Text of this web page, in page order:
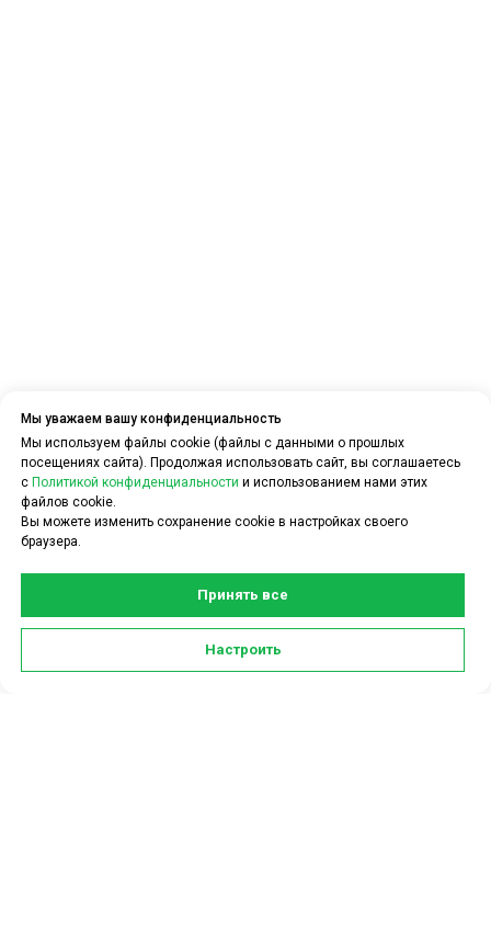
Задать вопрос по услугам
CDEK для Бизнеса можно в чате:
Мы уважаем вашу конфиденциальность
Мы используем файлы cookie (файлы с данными о прошлых
посещениях сайта). Продолжая использовать сайт, вы соглашаетесь
с Политикой конфиденциальности и использованием нами этих
файлов cookie.
Вы можете изменить сохранение cookie в настройках своего
браузера.
Принять все
Настроить